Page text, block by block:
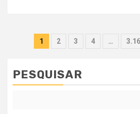
Paginação
conteúdos
1 2 3 4 …
PESQUISAR